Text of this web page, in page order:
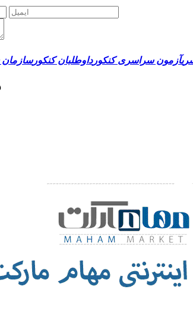
آزمون سراسری کنکورداوطلبان کنکور